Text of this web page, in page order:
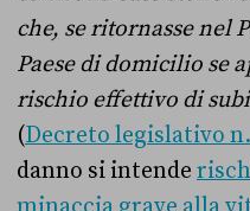
che, se ritornasse nel
Paese di domicilio se
rischio effettivo di
(Decreto legislativo n.
danno si intende